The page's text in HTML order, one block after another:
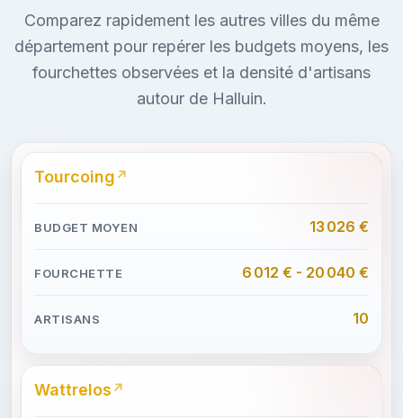
Comparez rapidement les autres villes du même
département pour repérer les budgets moyens, les
fourchettes observées et la densité d'artisans
autour de Halluin.
Tourcoing
13 026 €
6 012 € - 20 040 €
10
Wattrelos